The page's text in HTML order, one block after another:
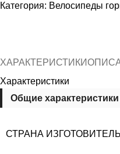
Категория: Велосипеды
ХАРАКТЕРИСТИКИ
Характеристики
Общие характеристики
СТРАНА ИЗГОТОВИТЕЛЬ